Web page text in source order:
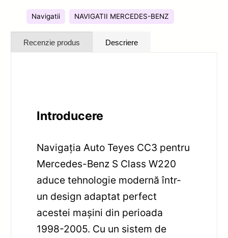
Navigatii NAVIGATII MERCEDES-BENZ
Recenzie produs Descriere
Introducere
Navigația Auto Teyes CC3 pentru
Mercedes-Benz S Class W220
aduce tehnologie modernă într-
un design adaptat perfect
acestei mașini din perioada
1998-2005. Cu un sistem de